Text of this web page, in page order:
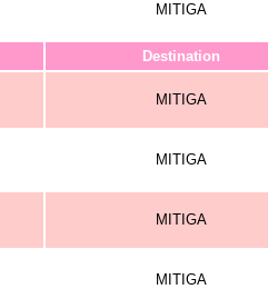
MITIGA
Destination
MITIGA
MITIGA
MITIGA
MITIGA